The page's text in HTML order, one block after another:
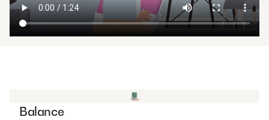
Balance